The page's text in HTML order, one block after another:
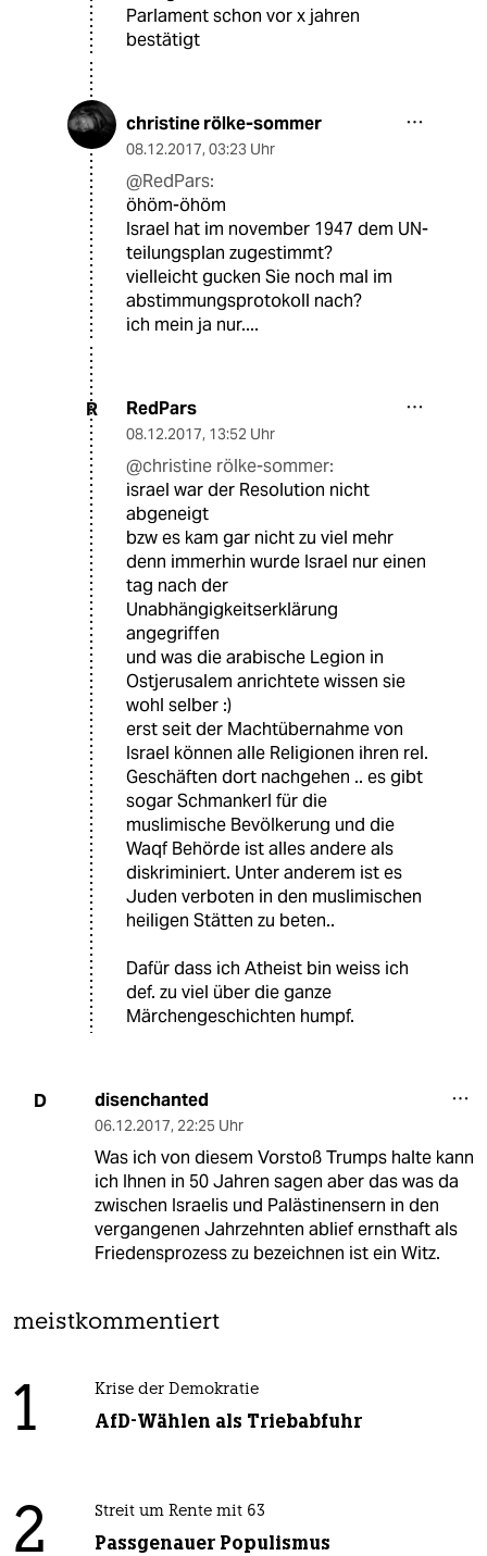
Parlament schon vor x jahren
bestätigt
christine rölke-sommer
08.12.2017, 03:23 Uhr
@RedPars:
öhöm-öhöm
Israel hat im november 1947 dem UN-
teilungsplan zugestimmt?
vielleicht gucken Sie noch mal im
abstimmungsprotokoll nach?
ich mein ja nur....
R RedPars
08.12.2017, 13:52 Uhr
@christine rölke-sommer:
israel war der Resolution nicht
abgeneigt
bzw es kam gar nicht zu viel mehr
denn immerhin wurde Israel nur einen
tag nach der
Unabhängigkeitserklärung
angegriffen
und was die arabische Legion in
Ostjerusalem anrichtete wissen sie
wohl selber :)
erst seit der Machtübernahme von
Israel können alle Religionen ihren rel.
Geschäften dort nachgehen .. es gibt
sogar Schmankerl für die
muslimische Bevölkerung und die
Waqf Behörde ist alles andere als
diskriminiert. Unter anderem ist es
Juden verboten in den muslimischen
heiligen Stätten zu beten..
Dafür dass ich Atheist bin weiss ich
def. zu viel über die ganze
Märchengeschichten humpf.
D disenchanted
06.12.2017, 22:25 Uhr
Was ich von diesem Vorstoß Trumps halte kann
ich Ihnen in 50 Jahren sagen aber das was da
zwischen Israelis und Palästinensern in den
vergangenen Jahrzehnten ablief ernsthaft als
Friedensprozess zu bezeichnen ist ein Witz.
meistkommentiert
1 Krise der Demokratie
AfD-Wählen als Triebabfuhr
2 Streit um Rente mit 63
Passgenauer Populismus